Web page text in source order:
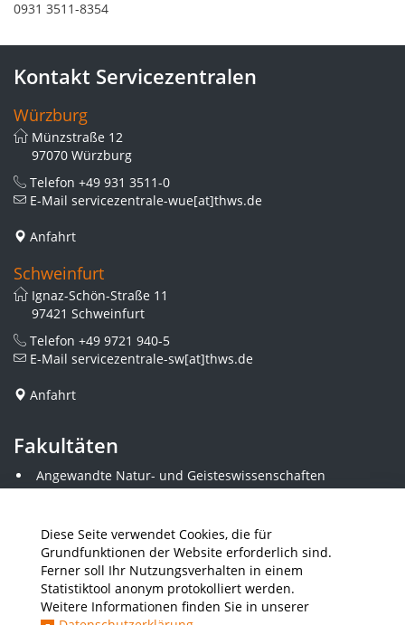
Diese Seite verwendet Cookies, die für
Grundfunktionen der Website erforderlich sind.
Ferner soll Ihr Nutzungsverhalten in einem
Statistiktool anonym protokolliert werden.
Weitere Informationen finden Sie in unserer
0931 3511-8354
Kontakt Servicezentralen
Würzburg
Münzstraße 12
97070 Würzburg
Telefon +49 931 3511-0
E-Mail servicezentrale-wue[at]thws.de
Anfahrt
Schweinfurt
Ignaz-Schön-Straße 11
97421 Schweinfurt
Telefon +49 9721 940-5
E-Mail servicezentrale-sw[at]thws.de
Anfahrt
Fakultäten
Angewandte Natur- und Geisteswissenschaften
Angewandte Sozialwissenschaften
Elektrotechnik
Gestaltung
Informatik und Wirtschaftsinformatik
Kunststofftechnik und Vermessung
Maschinenbau
THWS Business School